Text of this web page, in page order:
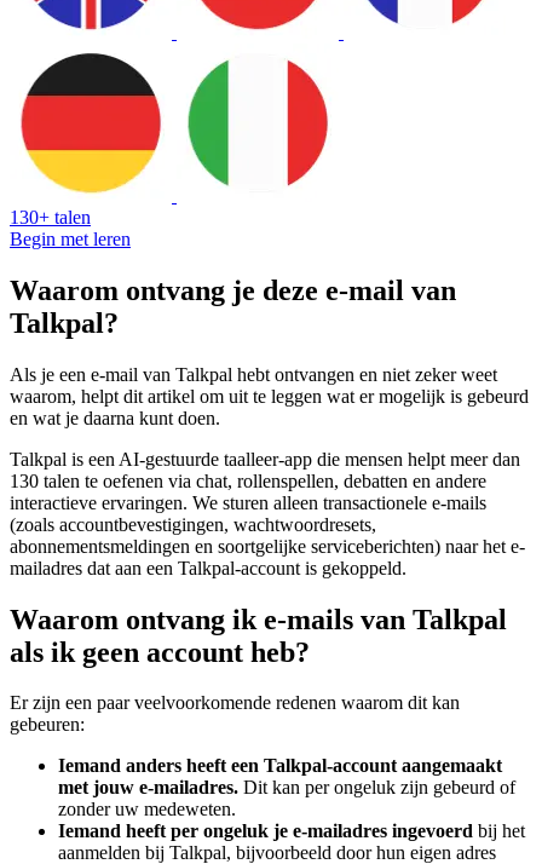
130+ talen
Begin met leren
Waarom ontvang je deze e-mail van
Talkpal?
Als je een e-mail van Talkpal hebt ontvangen en niet zeker weet
waarom, helpt dit artikel om uit te leggen wat er mogelijk is gebeurd
en wat je daarna kunt doen.
Talkpal is een AI-gestuurde taalleer-app die mensen helpt meer dan
130 talen te oefenen via chat, rollenspellen, debatten en andere
interactieve ervaringen. We sturen alleen transactionele e-mails
(zoals accountbevestigingen, wachtwoordresets,
abonnementsmeldingen en soortgelijke serviceberichten) naar het e-
mailadres dat aan een Talkpal-account is gekoppeld.
Waarom ontvang ik e-mails van Talkpal
als ik geen account heb?
Er zijn een paar veelvoorkomende redenen waarom dit kan
gebeuren:
Iemand anders heeft een Talkpal-account aangemaakt
met jouw e-mailadres. Dit kan per ongeluk zijn gebeurd of
zonder uw medeweten.
Iemand heeft per ongeluk je e-mailadres ingevoerd bij het
aanmelden bij Talkpal, bijvoorbeeld door hun eigen adres